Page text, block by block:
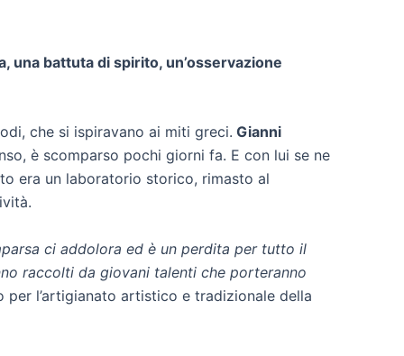
una battuta di spirito, un’osservazione
che si ispiravano ai miti greci. Gianni
è scomparso pochi giorni fa. E con lui se ne
era un laboratorio storico, rimasto al
ci addolora ed è un perdita per tutto il
raccolti da giovani talenti che porteranno
l’artigianato artistico e tradizionale della